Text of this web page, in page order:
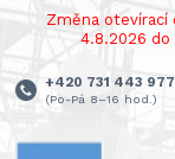
Změna otevírací
4.8.2026 do
+420 731 443 977
(Po-Pá 8–16 hod.)